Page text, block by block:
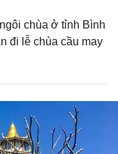
chùa ở tỉnh Bình
đi lễ chùa cầu may